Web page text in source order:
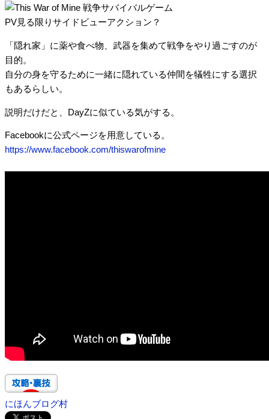
PV見る限りサイドビューアクション？
「隠れ家」に薬や食べ物、武器を集めて戦争をやり過ごすのが
目的。
自分の身を守るために一緒に隠れている仲間を犠牲にする選択
もあるらしい。
説明だけだと、DayZに似ている気がする。
Facebookに公式ページを用意している。
https://www.facebook.com/thiswarofmine
にほんブログ村